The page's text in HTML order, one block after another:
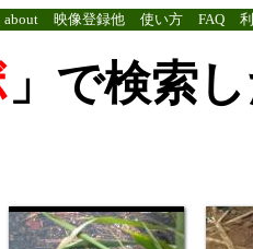
about 映像登録他 使い方 FAQ
」で検索